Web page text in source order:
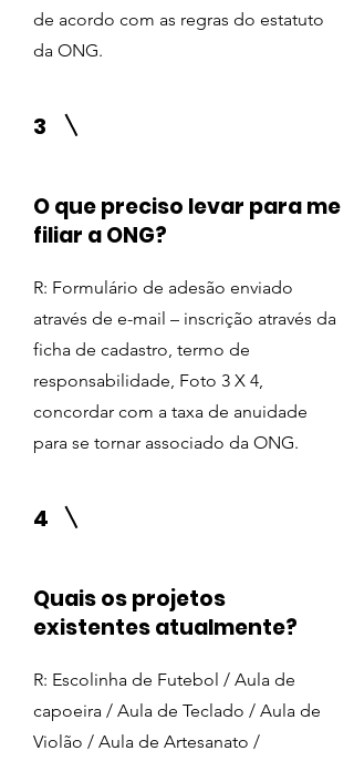
de acordo com as regras do estatuto
da ONG.
3
O que preciso levar para me
filiar a ONG?
R: Formulário de adesão enviado
através de e-mail – inscrição através da
ficha de cadastro, termo de
responsabilidade, Foto 3 X 4,
concordar com a taxa de anuidade
para se tornar associado da ONG.
4
Quais os projetos
existentes atualmente?
R: Escolinha de Futebol / Aula de
capoeira / Aula de Teclado / Aula de
Violão / Aula de Artesanato /